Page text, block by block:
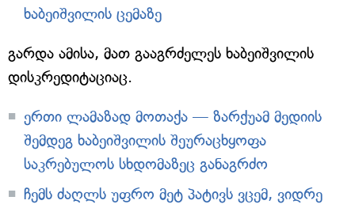
ხაბეიშვილის ცემაზე
გარდა ამისა, მათ გააგრძელეს ხაბეიშვილის
დისკრედიტაციაც.
ერთი ლამაზად მოთაქა — ზარქუამ მედიის
შემდეგ ხაბეიშვილის შეურაცხყოფა
საკრებულოს სხდომაზეც განაგრძო
ჩემს ძაღლს უფრო მეტ პატივს ვცემ, ვიდრე